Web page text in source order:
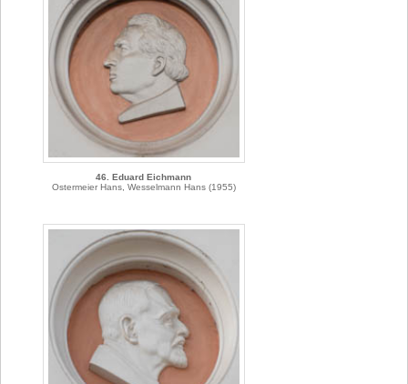
46. Eduard Eichmann
Ostermeier Hans, Wesselmann Hans (1955)